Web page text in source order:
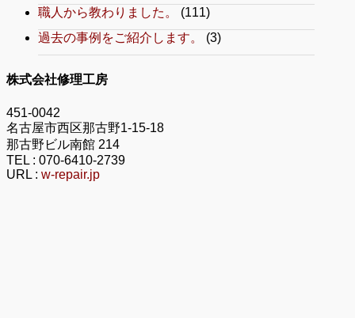
職人から教わりました。
(111)
過去の事例をご紹介します。
(3)
株式会社修理工房
451-0042
名古屋市西区那古野1-15-18
那古野ビル南館 214
TEL : 070-6410-2739
URL : w-repair.jp